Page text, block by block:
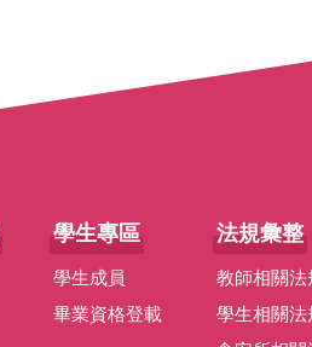
學生專區
學生成員
畢業資格登載
法規彙整
教師相關法
學生相關法